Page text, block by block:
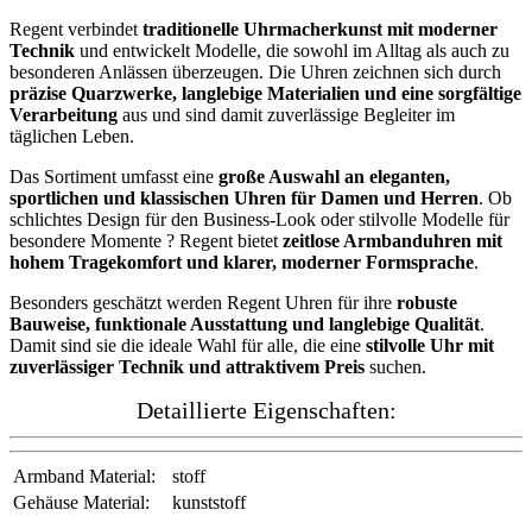
Regent verbindet traditionelle Uhrmacherkunst mit moderner
Technik und entwickelt Modelle, die sowohl im Alltag als auch zu
besonderen Anlässen überzeugen. Die Uhren zeichnen sich durch
präzise Quarzwerke, langlebige Materialien und eine sorgfältige
Verarbeitung aus und sind damit zuverlässige Begleiter im
täglichen Leben.
Das Sortiment umfasst eine große Auswahl an eleganten,
sportlichen und klassischen Uhren für Damen und Herren. Ob
schlichtes Design für den Business-Look oder stilvolle Modelle für
besondere Momente ? Regent bietet zeitlose Armbanduhren mit
hohem Tragekomfort und klarer, moderner Formsprache.
Besonders geschätzt werden Regent Uhren für ihre robuste
Bauweise, funktionale Ausstattung und langlebige Qualität.
Damit sind sie die ideale Wahl für alle, die eine stilvolle Uhr mit
zuverlässiger Technik und attraktivem Preis suchen.
Detaillierte Eigenschaften:
Armband Material:
stoff
Gehäuse Material:
kunststoff